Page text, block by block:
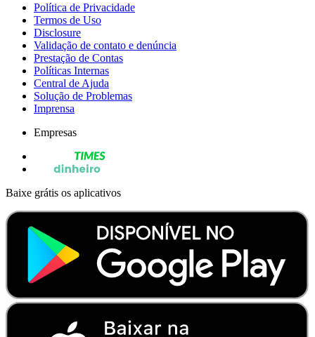
Política de Privacidade
Termos de Uso
Disclosure
Validação de contato e denúncia
Prestação de Contas
Políticas Internas
Central de Ajuda
Solução de Problemas
Imprensa
Empresas
Baixe grátis os aplicativos